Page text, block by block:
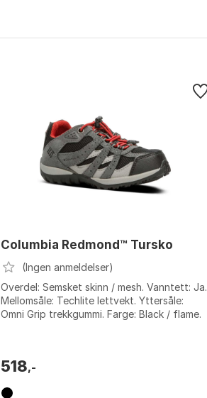
Columbia Redmond™ Tursko
(Ingen anmeldelser)
Overdel: Semsket skinn / mesh. Vanntett: Ja.
Mellomsåle: Techlite lettvekt. Yttersåle:
Omni Grip trekkgummi. Farge: Black / flame.
518,-